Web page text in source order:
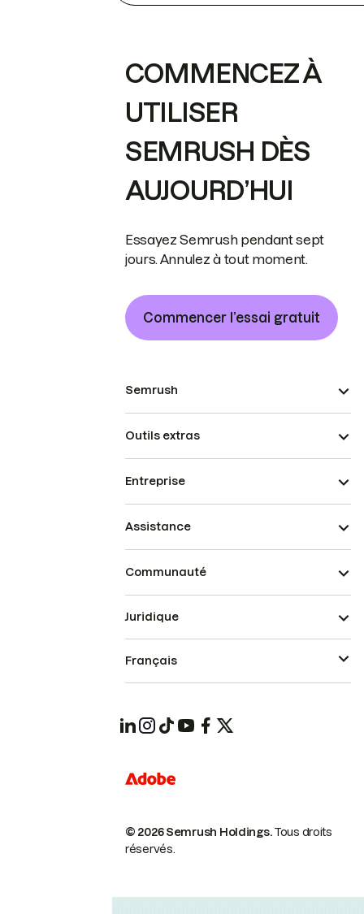
COMMENCEZ À
UTILISER
SEMRUSH DÈS
AUJOURD’HUI
Essayez Semrush pendant sept
jours. Annulez à tout moment.
Commencer l’essai gratuit
Semrush
Outils extras
Entreprise
Assistance
Communauté
© 2026 Semrush Holdings.Tous droits
réservés.
Juridique
Français